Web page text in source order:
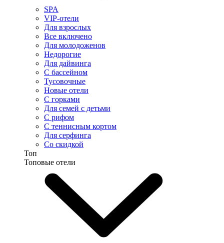
SPA
VIP-отели
Для взрослых
Все включено
Для молодоженов
Недорогие
Для дайвинга
С бассейном
Тусовочные
Новые отели
С горками
Для семей с детьми
С рифом
С теннисным кортом
Для серфинга
Со скидкой
Топ
Топовые отели